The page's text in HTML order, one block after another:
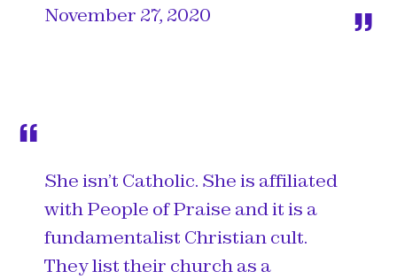
November 27, 2020
She isn’t Catholic. She is affiliated
with People of Praise and it is a
fundamentalist Christian cult.
They list their church as a